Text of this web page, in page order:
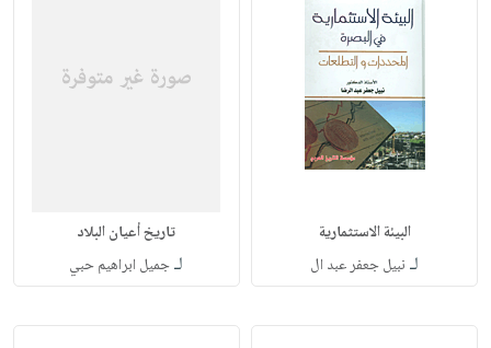
البيئة الاستثمارية
لـ نبيل جعفر عبد ال
تاريخ أعيان البلاد
لـجميل ابراهيم حبي